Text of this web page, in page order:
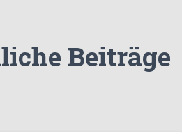
Beiträge